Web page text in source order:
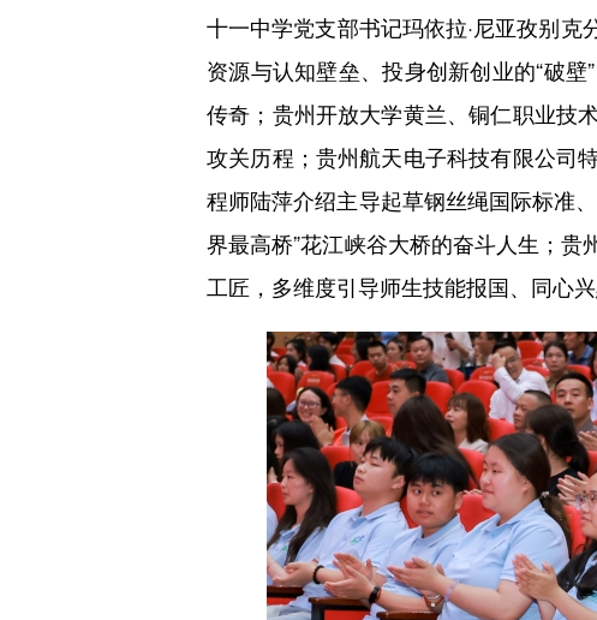
十一中学党支部书记玛依拉·尼亚孜别
资源与认知壁垒、投身创新创业的“破
传奇；贵州开放大学黄兰、铜仁职业技
攻关历程；贵州航天电子科技有限公司
程师陆萍介绍主导起草钢丝绳国际标准
界最高桥”花江峡谷大桥的奋斗人生；
工匠，多维度引导师生技能报国、同心兴